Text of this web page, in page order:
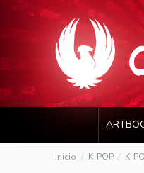
Inicio K-POP K-